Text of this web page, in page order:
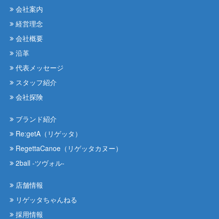
会社案内
経営理念
会社概要
沿革
代表メッセージ
スタッフ紹介
会社探険
ブランド紹介
Re:getA（リゲッタ）
RegettaCanoe（リゲッタカヌー）
2ball -ツヴォル-
店舗情報
リゲッタちゃんねる
採用情報